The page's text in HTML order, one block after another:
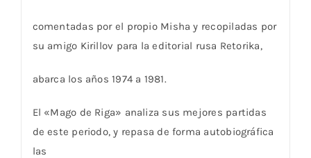
comentadas por el propio Misha y recopiladas por
su amigo Kirillov para la editorial rusa Retorika,
abarca los años 1974 a 1981.
El «Mago de Riga» analiza sus mejores partidas
de este periodo, y repasa de forma autobiográfica
las